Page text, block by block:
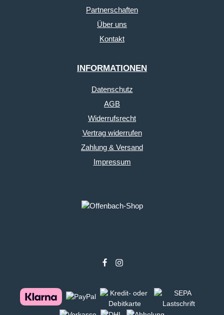
Partnerschaften
Über uns
Kontakt
INFORMATIONEN
Datenschutz
AGB
Widerrufsrecht
Vertrag widerrufen
Zahlung & Versand
Impressum